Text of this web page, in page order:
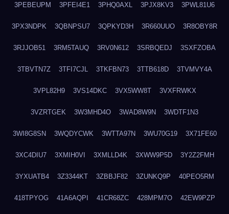
3PEBEUPM 3PFEI4E1 3PHQ0AXL 3PJX8KV3 3PWL81U6
3PX3NDPK 3QBNPSU7 3QPKYD3H 3R660UUO 3R8OBY8R
3RJJOB51 3RM5TAUQ 3RV0N612 3SRBQEDJ 3SXFZOBA
3TBVTN7Z 3TFI7CJL 3TKFBN73 3TTB618D 3TVMVY4A
3VPL82H9 3VS14DKC 3VX5WW8T 3VXFRWKX
3VZRTGEK 3W3MHD4O 3WAD8W9N 3WDTF1N3
3WI8G8SN 3WQDYCWK 3WTTA97N 3WU70G19 3X71FE60
3XC4DIU7 3XMIH0VI 3XMLLD4K 3XWW9P5D 3Y2Z2FMH
3YXUATB4 3Z3344KT 3ZBBJF82 3ZUNKQ9P 40PEO5RM
418TPYOG 41A6AQPI 41CR68ZC 428MPM7O 42EW9PZP